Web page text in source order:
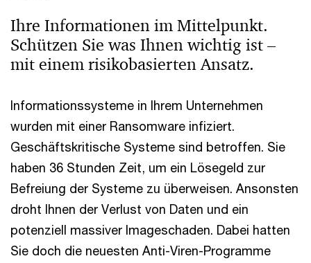
Ihre Informationen im Mittelpunkt.
Schützen Sie was Ihnen wichtig ist –
mit einem risikobasierten Ansatz.
Informationssysteme in Ihrem Unternehmen
wurden mit einer Ransomware infiziert.
Geschäftskritische Systeme sind betroffen. Sie
haben 36 Stunden Zeit, um ein Lösegeld zur
Befreiung der Systeme zu überweisen. Ansonsten
droht Ihnen der Verlust von Daten und ein
potenziell massiver Imageschaden. Dabei hatten
Sie doch die neuesten Anti-Viren-Programme